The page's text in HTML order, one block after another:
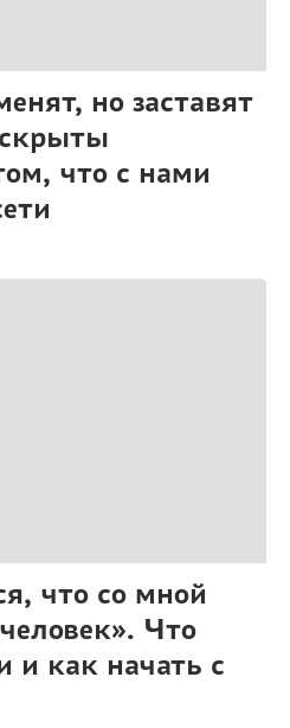
но заставят
что с нами
что со мной
Что
и как начать с